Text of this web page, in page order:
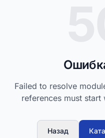
Failed to resolve
references must
Назад